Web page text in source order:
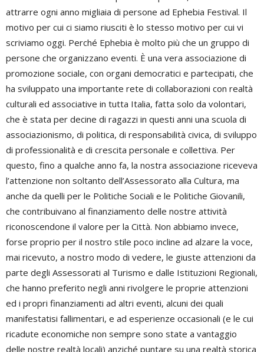
attrarre ogni anno migliaia di persone ad Ephebia Festival. Il
motivo per cui ci siamo riusciti è lo stesso motivo per cui vi
scriviamo oggi. Perché Ephebia è molto più che un gruppo di
persone che organizzano eventi. È una vera associazione di
promozione sociale, con organi democratici e partecipati, che
ha sviluppato una importante rete di collaborazioni con realtà
culturali ed associative in tutta Italia, fatta solo da volontari,
che è stata per decine di ragazzi in questi anni una scuola di
associazionismo, di politica, di responsabilità civica, di sviluppo
di professionalità e di crescita personale e collettiva. Per
questo, fino a qualche anno fa, la nostra associazione riceveva
l’attenzione non soltanto dell’Assessorato alla Cultura, ma
anche da quelli per le Politiche Sociali e le Politiche Giovanili,
che contribuivano al finanziamento delle nostre attività
riconoscendone il valore per la Città. Non abbiamo invece,
forse proprio per il nostro stile poco incline ad alzare la voce,
mai ricevuto, a nostro modo di vedere, le giuste attenzioni da
parte degli Assessorati al Turismo e dalle Istituzioni Regionali,
che hanno preferito negli anni rivolgere le proprie attenzioni
ed i propri finanziamenti ad altri eventi, alcuni dei quali
manifestatisi fallimentari, e ad esperienze occasionali (e le cui
ricadute economiche non sempre sono state a vantaggio
delle nostre realtà locali) anziché puntare su una realtà storica